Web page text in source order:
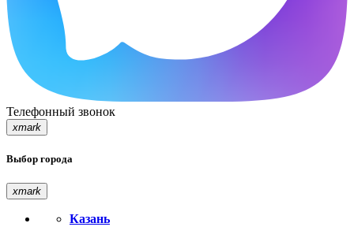
Телефонный звонок
xmark
Выбор города
xmark
Казань